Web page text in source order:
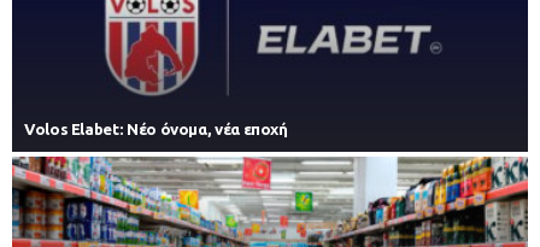
Volos Elabet: Νέο όνομα, νέα εποχή